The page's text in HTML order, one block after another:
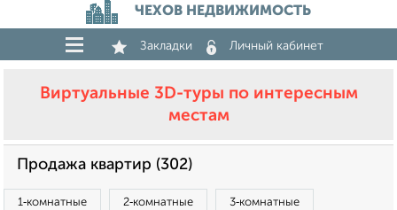
ЧЕХОВ НЕДВИЖИМОСТЬ
Закладки Личный кабинет
Виртуальные 3D-туры по интересным
местам
Продажа квартир (302)
1‑комнатные 2‑комнатные 3‑комнатные